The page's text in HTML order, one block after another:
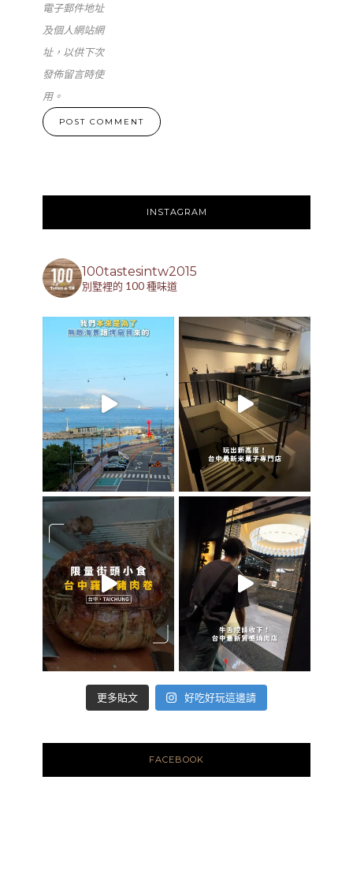
電子郵件地址
及個人網站網
址，以供下次
發佈留言時使
用。
INSTAGRAM
100tastesintw2015
別墅裡的 100 種味道
更多貼文 好吃好玩這邊請
FACEBOOK